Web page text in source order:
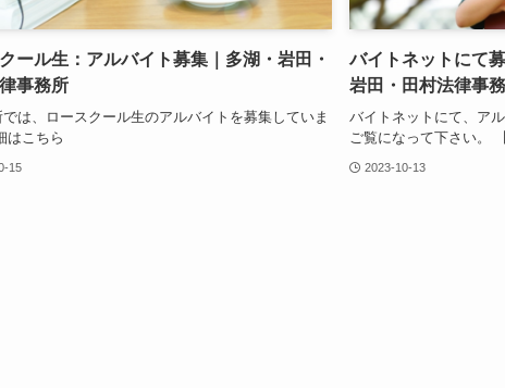
ール生：アルバイト募集｜多湖・岩田・
事務所
では、ロースクール生のアルバイトを募集していま
はこちら
15
バイトネットにて
岩田・田村法律事
バイトネットにて、ア
ご覧になって下さい。 【
2023-10-13